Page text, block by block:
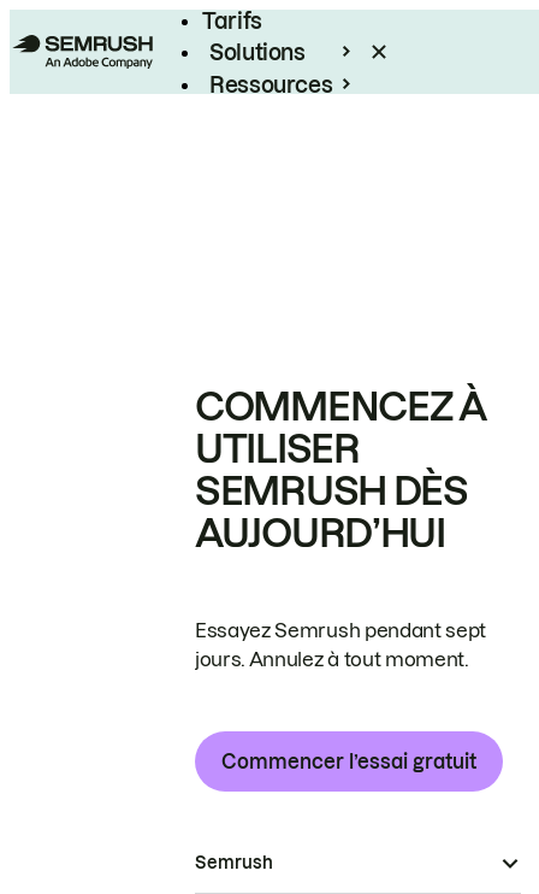
Tarifs
Solutions
Ressources
COMMENCEZ À
UTILISER
SEMRUSH DÈS
AUJOURD’HUI
Essayez Semrush pendant sept
jours. Annulez à tout moment.
Commencer l’essai gratuit
Semrush